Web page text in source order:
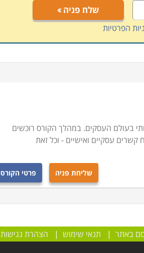
שלח פניה
הפרטיות
בעולם העסקים. במהלך הקורס רוכשים
עסקיים ואישיים - וכל זאת
שליחת פניה פרטי הקורס
באתר | תנאי שימוש | הצהרת נגישות